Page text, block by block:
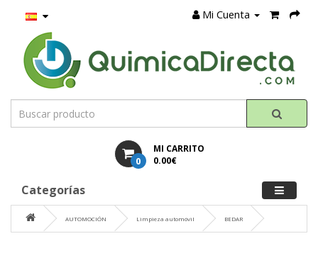
Mi Cuenta
MI CARRITO
0 0.00€
Categorías
AUTOMOCIÓN Limpieza automóvil BEDAR